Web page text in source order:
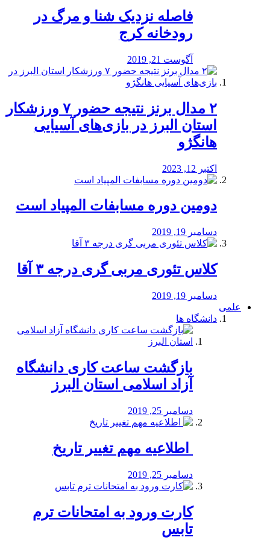
️فاصله نزدیک شنا و مرگ در
رودخانه کرج
آگوست 21, 2019
۲ مدال برنز نتیجه حضور ۷ ورزشکار
استان البرز در بازی‌های آسیایی
هانگژو
اکتبر 12, 2023
دومین دوره مسابفات المپیاد است
دسامبر 19, 2019
کلاس تئوری مربی گری درجه ۳ آقا
دسامبر 19, 2019
علمی
دانشگاه ها
بازگشت ساعت کاری دانشگاه
آزاد اسلامی استان البرز
دسامبر 25, 2019
️ اطلاعیه مهم تغییر تاریخ
دسامبر 25, 2019
کارت ورود به امتحانات ترم
تابس